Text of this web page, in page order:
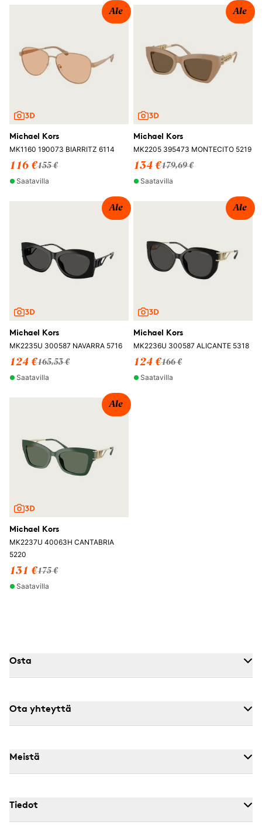
Ale
Michael Kors
MK1160 190073 BIARRITZ 6114
116 €155 €
Saatavilla
Ale
Michael Kors
MK2205 395473 MONTECITO 5219
134 €179,69 €
Saatavilla
Ale
Michael Kors
MK2235U 300587 NAVARRA 5716
124 €165,53 €
Saatavilla
Ale
Michael Kors
MK2236U 300587 ALICANTE 5318
124 €166 €
Saatavilla
Ale
Michael Kors
MK2237U 40063H CANTABRIA
5220
131 €175 €
Saatavilla
Osta
Ota yhteyttä
Meistä
Tiedot